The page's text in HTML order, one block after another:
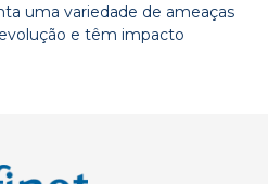
uma variedade de ameaças
e têm impacto